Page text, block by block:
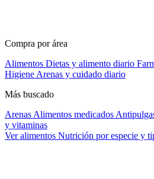
Compra por área
Alimentos Dietas y alimento diario
Higiene Arenas y cuidado diario
Más buscado
Arenas Alimentos medicados
y vitaminas
Ver alimentos Nutrición por especie y